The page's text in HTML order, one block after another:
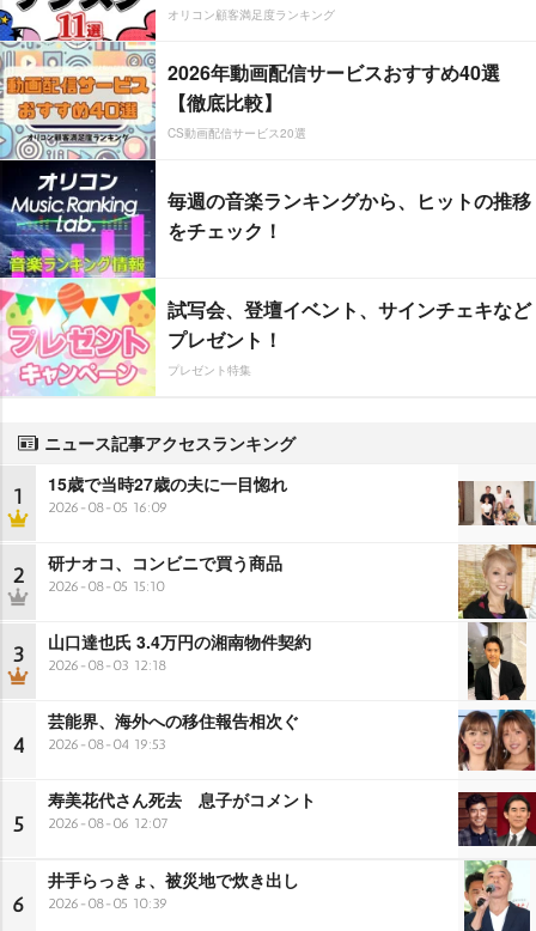
オリコン顧客満足度ランキング
2026年動画配信サービスおすすめ40選
【徹底比較】
CS動画配信サービス20選
毎週の音楽ランキングから、ヒットの推移
をチェック！
試写会、登壇イベント、サインチェキなど
プレゼント！
プレゼント特集
ニュース記事アクセスランキング
1 15歳で当時27歳の夫に一目惚れ
2026-08-05 16:09
2 研ナオコ、コンビニで買う商品
2026-08-05 15:10
3 山口達也氏 3.4万円の湘南物件契約
2026-08-03 12:18
4
芸能界、海外への移住報告相次ぐ
2026-08-04 19:53
5
寿美花代さん死去 息子がコメント
2026-08-06 12:07
6
井手らっきょ、被災地で炊き出し
2026-08-05 10:39